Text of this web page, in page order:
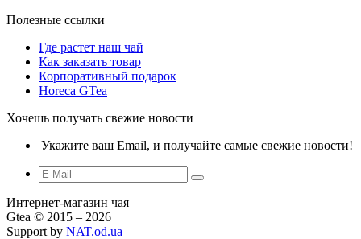
Полезные ссылки
Где растет наш чай
Как заказать товар
Корпоративный подарок
Horeca GTea
Хочешь получать свежие новости
Укажите ваш Email, и получайте самые свежие новости!
Интернет-магазин чая
Gtea © 2015 – 2026
Support by NAT.od.ua